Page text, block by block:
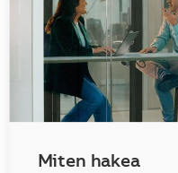
Miten hakea